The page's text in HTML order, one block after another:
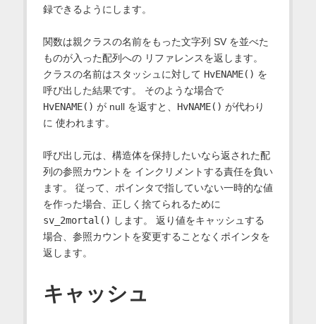
録できるようにします。
関数は親クラスの名前をもった文字列 SV を並べた
ものが入った配列への リファレンスを返します。
クラスの名前はスタッシュに対して HvENAME() を
呼び出した結果です。 そのような場合で
HvENAME() が null を返すと、 HvNAME() が代わり
に 使われます。
呼び出し元は、構造体を保持したいなら返された配
列の参照カウントを インクリメントする責任を負い
ます。 従って、ポインタで指していない一時的な値
を作った場合、正しく捨てられるために
sv_2mortal() します。 返り値をキャッシュする
場合、参照カウントを変更することなくポインタを
返します。
キャッシュ